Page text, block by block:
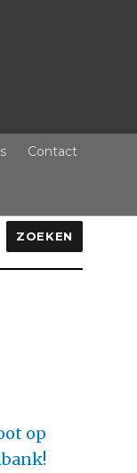
Contact
ZOEKEN
op